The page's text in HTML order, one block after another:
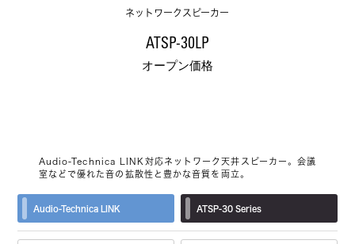
ネットワークスピーカー
ATSP-30LP
オープン価格
Audio-Technica LINK対応ネットワーク天井スピーカー。会議
室などで優れた音の拡散性と豊かな音質を両立。
Audio-Technica LINK ATSP-30 Series